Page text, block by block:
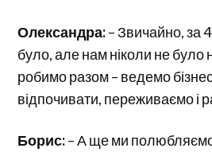
Олександра:– Звичайно, за
було, але нам ніколи не було
робимо разом – ведемо
відпочивати, переживаємо і
Борис:– А ще ми полюбляємо